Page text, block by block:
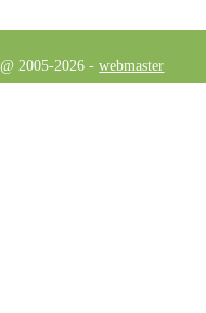
@ 2005-2026 -webmaster